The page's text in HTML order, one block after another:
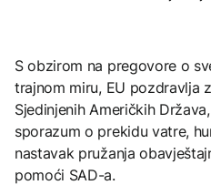
S obzirom na pregovore o
trajnom miru, EU pozdravlja
Sjedinjenih Američkih
sporazum o prekidu vatre,
nastavak pružanja
pomoći SAD-a.